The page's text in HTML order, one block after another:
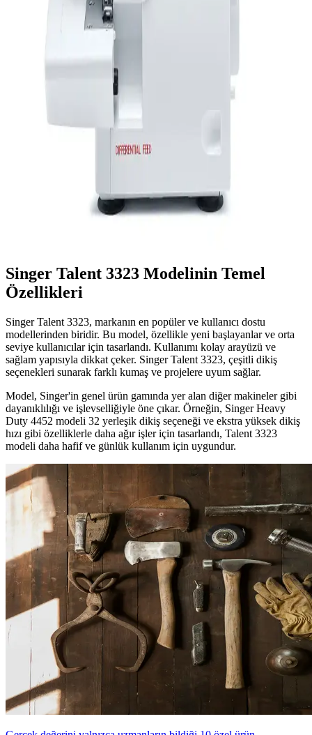
Yazlık kadın babetlerin dayanıklılığı, malzeme ve yapısal özelliklere
bağlıdır. Deri ve kaliteli sentetik malzemeler, uzun ömür ve
performans sağlar, düzenli bakım ise ömrü uzatır.
Singer M1505 Dikiş Makinesi: Dayanıklı ve
Kullanımı Kolay Temel Model
Singer M1505, dayanıklı metal yapısı ve kullanıcı dostu arayüzüyle
evde temel dikiş işlemleri için ideal bir modeldir. Yeni başlayanlar ve
Singer 14SH654, yüksek güç ve dayanıklılığıyla ağır ve yoğun dikiş
projeleri için ideal, uzun ömürlü ve güvenilir endüstriyel dikiş
Singer Talent 3323 Modelinin Temel
Özellikleri
Singer Talent 3323, markanın en popüler ve kullanıcı dostu
modellerinden biridir. Bu model, özellikle yeni başlayanlar ve orta
seviye kullanıcılar için tasarlandı. Kullanımı kolay arayüzü ve
sağlam yapısıyla dikkat çeker. Singer Talent 3323, çeşitli dikiş
seçenekleri sunarak farklı kumaş ve projelere uyum sağlar.
Model, Singer'in genel ürün gamında yer alan diğer makineler gibi
dayanıklılığı ve işlevselliğiyle öne çıkar. Örneğin, Singer Heavy
Duty 4452 modeli 32 yerleşik dikiş seçeneği ve ekstra yüksek dikiş
hızı gibi özelliklerle daha ağır işler için tasarlandı, Talent 3323
modeli daha hafif ve günlük kullanım için uygundur.